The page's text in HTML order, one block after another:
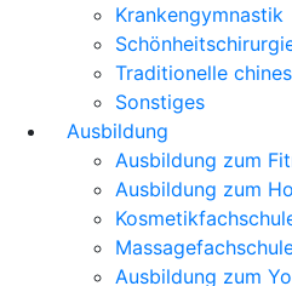
Krankengymnastik
Traditionelle
Sonstiges
Ausbildung
Ausbildung zum
Ausbildung zum
Ausbildung zum